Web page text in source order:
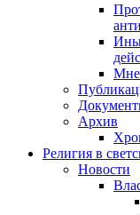
Архив
Религия в
Новости